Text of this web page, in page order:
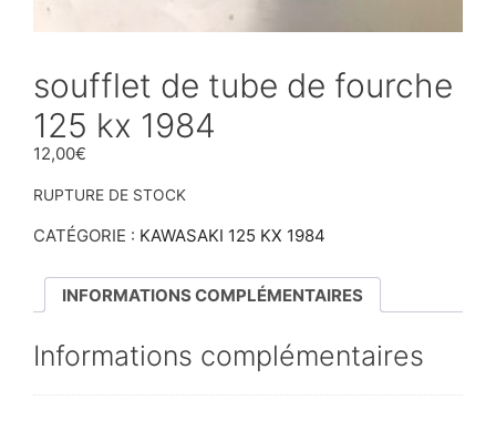
soufflet de tube de fourche
125 kx 1984
12,00€
RUPTURE DE STOCK
CATÉGORIE : KAWASAKI 125 KX 1984
INFORMATIONS COMPLÉMENTAIRES
Informations complémentaires